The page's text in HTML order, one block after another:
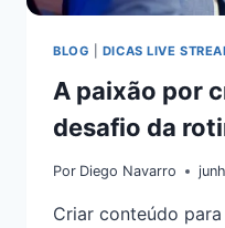
BLOG DICAS LIVE
A paixão por
desafio da
Por Diego Navarro
Criar conteúdo